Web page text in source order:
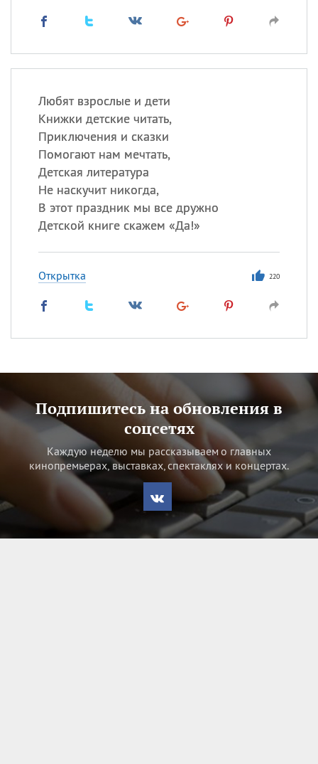
Любят взрослые и дети
Книжки детские читать,
Приключения и сказки
Помогают нам мечтать,
Детская литература
Не наскучит никогда,
В этот праздник мы все дружно
Детской книге скажем «Да!»
Открытка 220
Подпишитесь на обновления в
соцсетях
Каждую неделю мы рассказываем о главных
кинопремьерах, выставках, спектаклях и концертах.